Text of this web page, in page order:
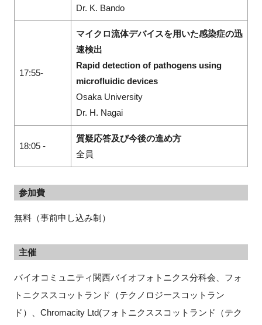
Dr. K. Bando
17:55-
マイクロ流体デバイスを用いた感染症の迅
速検出
Rapid detection of pathogens using
microfluidic devices
Osaka University
Dr. H. Nagai
18:05 -
質疑応答及び今後の進め方
全員
参加費
無料（事前申し込み制）
主催
バイオコミュニティ関西バイオフォトニクス分科会、フォ
トニクススコットランド（テクノロジースコットラン
ド）、Chromacity Ltd(フォトニクススコットランド（テク